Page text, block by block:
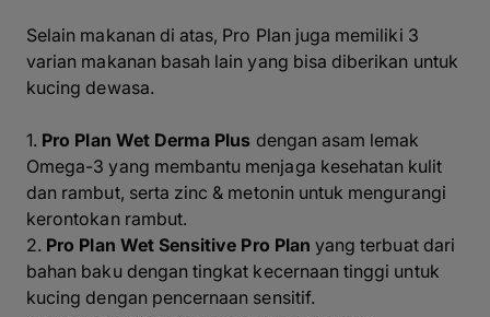
Selain makanan di atas, Pro Plan juga memiliki 3
varian makanan basah lain yang bisa diberikan untuk
kucing dewasa.
1. Pro Plan Wet Derma Plus dengan asam lemak
Omega-3 yang membantu menjaga kesehatan kulit
dan rambut, serta zinc & metonin untuk mengurangi
kerontokan rambut.
2. Pro Plan Wet Sensitive Pro Plan yang terbuat dari
bahan baku dengan tingkat kecernaan tinggi untuk
kucing dengan pencernaan sensitif.